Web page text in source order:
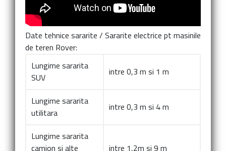
Date tehnice sararite / Sararite electrice pt masinile
de teren Rover:
Lungime sararita
SUV
intre 0,3 m si 1 m
Lungime sararita
utilitara
intre 0,3 m si 4 m
Lungime sararita
camion si alte
intre 1,2m si 9 m